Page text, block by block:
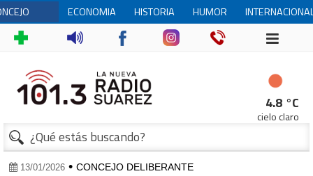
ECONOMIA HISTORIA HUMOR
4.8 °C
cielo claro
13/01/2026• CONCEJO DELIBERANTE